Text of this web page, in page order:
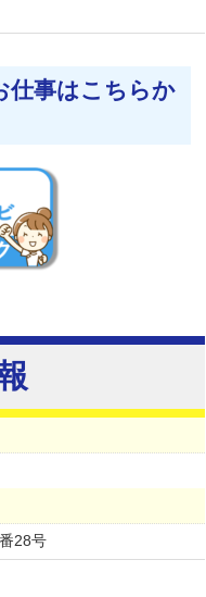
仕事はこちらか
28号